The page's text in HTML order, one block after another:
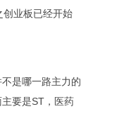
创业板已经开始
是哪一路主力的
要是ST，医药